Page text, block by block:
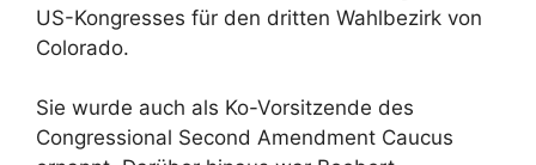
US-Kongresses für den dritten Wahlbezirk von
Colorado.
Sie wurde auch als Ko-Vorsitzende des
Congressional Second Amendment Caucus